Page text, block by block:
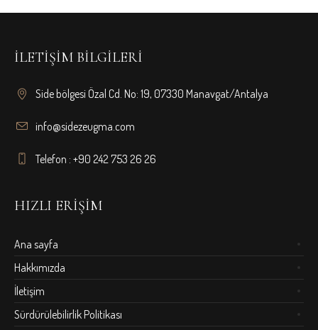
İLETIŞIM BILGILERI
Side bölgesi Özal Cd. No: 19, 07330 Manavgat/Antalya
info@sidezeugma.com
Telefon : ‎+90 242 753 26 26
HIZLI ERIŞIM
Ana sayfa
Hakkımızda
İletişim
Sürdürülebilirlik Politikası